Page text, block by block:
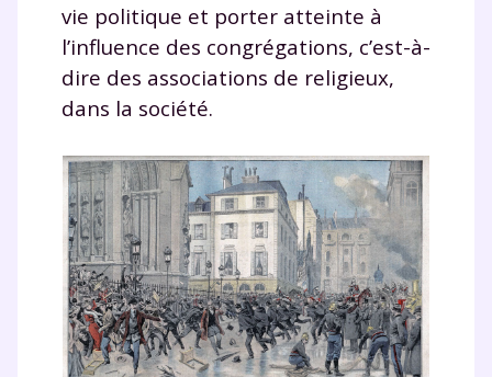
vie politique et porter atteinte à
l’influence des congrégations, c’est-à-
dire des associations de religieux,
dans la société.